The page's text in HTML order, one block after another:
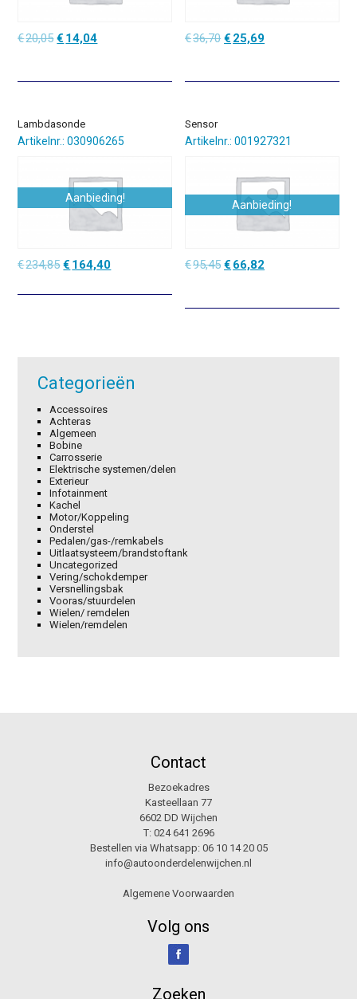
€20,05Oorspronkelijke
€20,05.
€ 14,04Huidige
€14,04.
€36,70 Oorspronkelijke
€36,70.
€ 25,69Huidige
€25,69.
Lambdasonde
Artikelnr.: 030906265
Aanbieding!
€234,85Oorspronkelijke
was:
€ 164,40Huidige
is:
Sensor
Artikelnr.: 001927321
Aanbieding!
€95,45 Oorspronkelijke
€95,45.
€ 66,82
€66,82.
Categorieën
Accessoires
Achteras
Algemeen
Bobine
Carrosserie
Elektrische systemen/delen
Exterieur
Infotainment
Kachel
Motor/Koppeling
Onderstel
Pedalen/gas-/remkabels
Uitlaatsysteem/brandstoftank
Uncategorized
Vering/schokdemper
Versnellingsbak
Vooras/stuurdelen
Wielen/ remdelen
Wielen/remdelen
Contact
Bezoekadres
Kasteellaan 77
6602 DD Wijchen
T: 024 641 2696
Bestellen via Whatsapp: 06 10 14 20 05
info@autoonderdelenwijchen.nl
Algemene Voorwaarden
Volg ons
Zoeken